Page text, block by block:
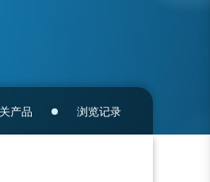
产品 浏览记录